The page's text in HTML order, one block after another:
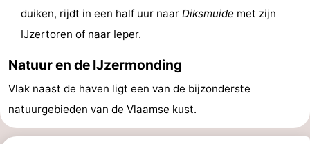
duiken, rijdt in een half uur naar Diksmuide met zijn
IJzertoren of naar Ieper.
Natuur en de IJzermonding
Vlak naast de haven ligt een van de bijzonderste
natuurgebieden van de Vlaamse kust.